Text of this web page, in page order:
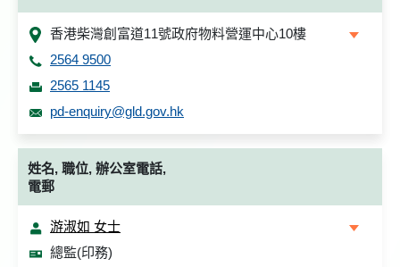
香港柴灣創富道11號政府物料營運中心10樓
2564 9500
2565 1145
pd-enquiry@gld.gov.hk
姓名, 職位, 辦公室電話,
電郵
游淑如 女士
總監(印務)